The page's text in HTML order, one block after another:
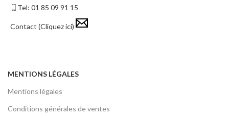
Tel: 01 85 09 91 15
Contact (Cliquez ici)
MENTIONS LÉGALES
Mentions légales
Conditions générales de ventes